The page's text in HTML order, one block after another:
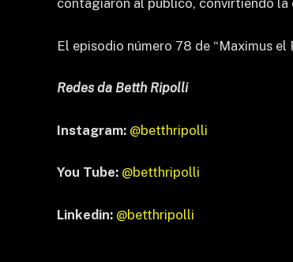
contagiaron al público, convirtiendo la
El episodio número 78 de “Maximus
Redes da Betth Ripolli
Instagram: @betthripolli
You Tube: @betthripolli
Linkedin: @betthripolli